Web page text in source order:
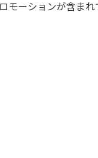
モーションが含まれ